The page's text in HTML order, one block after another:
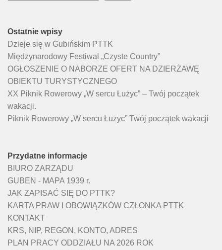
Ostatnie wpisy
Dzieje się w Gubińskim PTTK
Międzynarodowy Festiwal „Czyste Country”
OGŁOSZENIE O NABORZE OFERT NA DZIERŻAWĘ
OBIEKTU TURYSTYCZNEGO
XX Piknik Rowerowy „W sercu Łużyc” – Twój początek
wakacji.
Piknik Rowerowy „W sercu Łużyc” Twój początek wakacji
Przydatne informacje
BIURO ZARZĄDU
GUBEN - MAPA 1939 r.
JAK ZAPISAĆ SIĘ DO PTTK?
KARTA PRAW I OBOWIĄZKÓW CZŁONKA PTTK
KONTAKT
KRS, NIP, REGON, KONTO, ADRES
PLAN PRACY ODDZIAŁU NA 2026 ROK